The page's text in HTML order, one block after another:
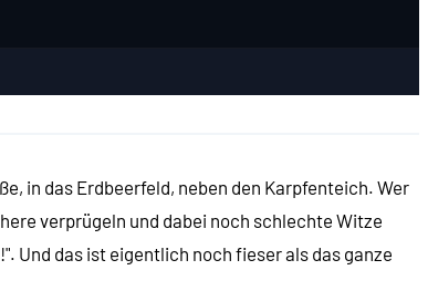
in das Erdbeerfeld, neben den Karpfenteich. Wer
verprügeln und dabei noch schlechte Witze
Und das ist eigentlich noch fieser als das ganze